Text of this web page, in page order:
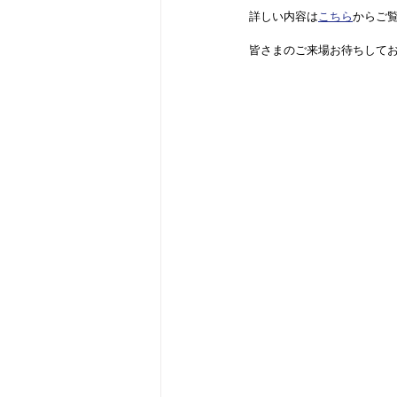
詳しい内容は こちらからご
皆さまのご来場お待ちしてお